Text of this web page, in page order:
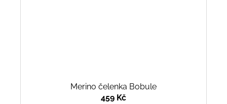
Merino čelenka Bobule
459 Kč